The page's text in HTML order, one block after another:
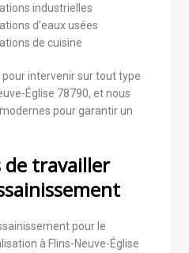
industrielles
d’eaux usées
de cuisine
intervenir sur tout type
Église 78790, et nous
pour garantir un
de travailler
pour le
à Flins-Neuve-Église